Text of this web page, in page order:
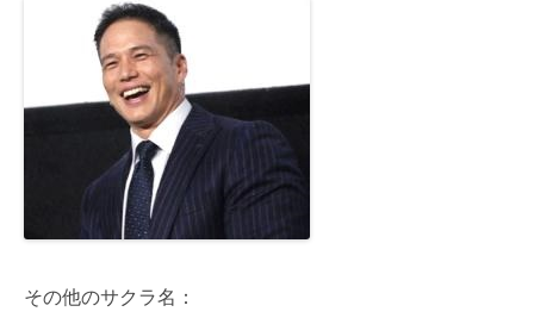
その他のサクラ名：